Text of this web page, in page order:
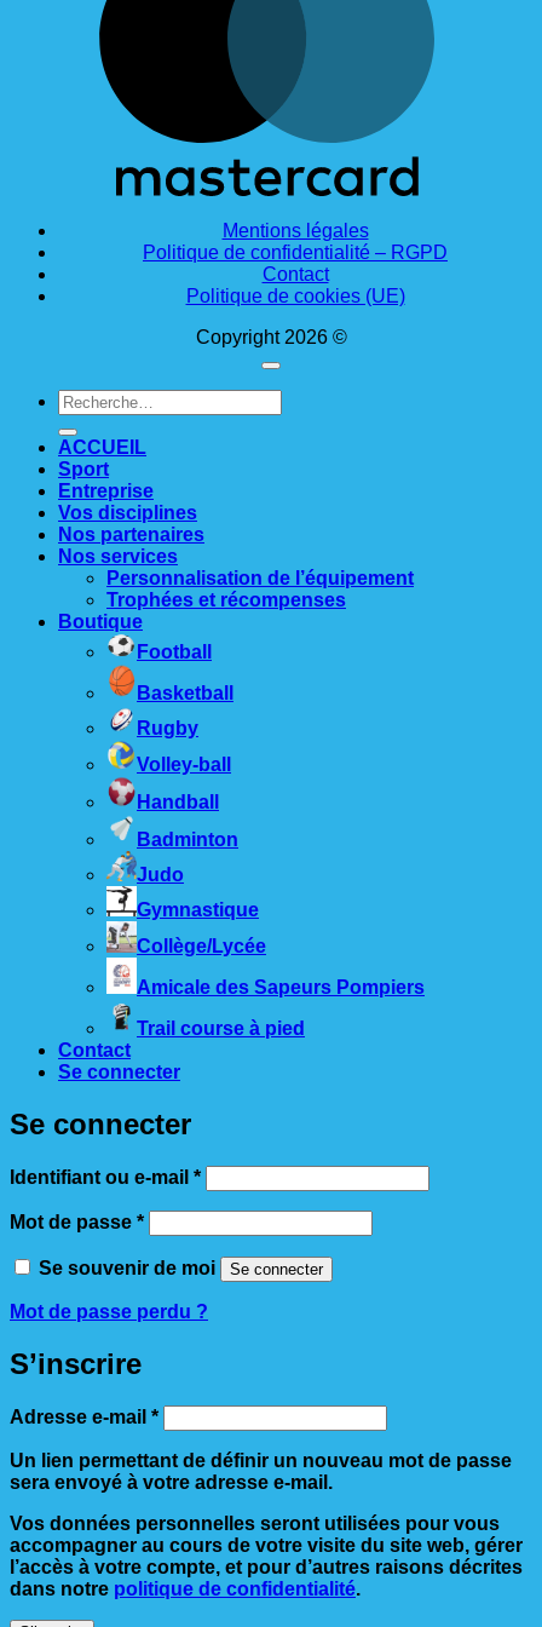
Mentions légales
Politique de confidentialité – RGPD
Contact
Politique de cookies (UE)
Copyright 2026 ©
Recherche
pour :
ACCUEIL
Sport
Entreprise
Vos disciplines
Nos partenaires
Nos services
Personnalisation de l’équipement
Trophées et récompenses
Boutique
Football
Basketball
Rugby
Volley-ball
Handball
Badminton
Judo
Gymnastique
Collège/Lycée
Amicale des Sapeurs Pompiers
Trail course à pied
Contact
Se connecter
Se connecter
Identifiant ou e-mail *Obligatoire
Mot de passe *Obligatoire
Se souvenir de moi Se connecter
Mot de passe perdu ?
S’inscrire
Adresse e-mail *Obligatoire
Un lien permettant de définir un nouveau mot de passe
sera envoyé à votre adresse e-mail.
Vos données personnelles seront utilisées pour vous
accompagner au cours de votre visite du site web, gérer
l’accès à votre compte, et pour d’autres raisons décrites
dans notre politique de confidentialité.